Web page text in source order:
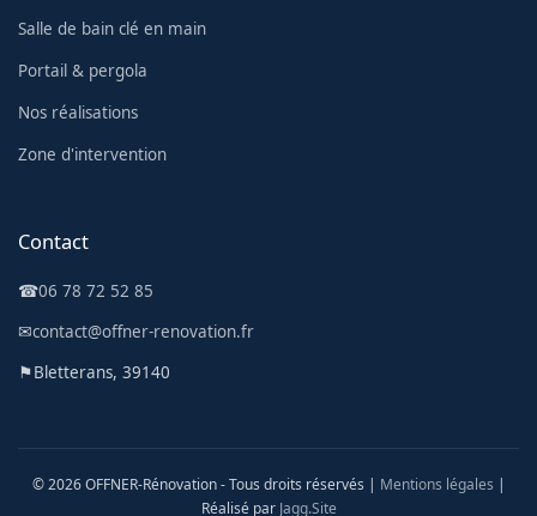
Salle de bain clé en main
Portail & pergola
Nos réalisations
Zone d'intervention
Contact
☎06 78 72 52 85
✉contact@offner-renovation.fr
⚑Bletterans, 39140
© 2026 OFFNER-Rénovation - Tous droits réservés | Mentions légales |
Réalisé par Jagg.Site